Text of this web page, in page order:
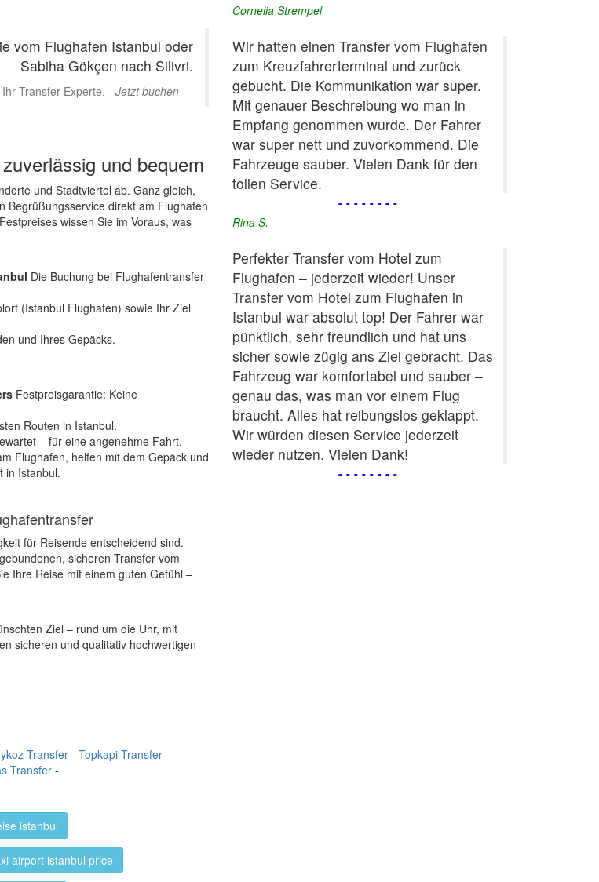
vom Flughafen Istanbul oder
Sabiha Gökçen nach Silivri.
Ihr Transfer-Experte. - Jetzt buchen
und bequem
und Stadtviertel ab. Ganz gleich,
Begrüßungsservice direkt am Flughafen
wissen Sie im Voraus, was
Die Buchung bei Flughafentransfer
(Istanbul Flughafen) sowie Ihr Ziel
und Ihres Gepäcks.
Festpreisgarantie: Keine
Routen in Istanbul.
– für eine angenehme Fahrt.
Flughafen, helfen mit dem Gepäck und
in Istanbul.
für Reisende entscheidend sind.
sicheren Transfer vom
Ihre Reise mit einem guten Gefühl –
Ziel – rund um die Uhr, mit
sicheren und qualitativ hochwertigen
Transfer - Topkapi Transfer -
Transfer -
istanbul
airport istanbul price
Cornelia Strempel
Wir hatten einen Transfer vom Flughafen
zum Kreuzfahrerterminal und zurück
gebucht. Die Kommunikation war super.
Mit genauer Beschreibung wo man in
Empfang genommen wurde. Der Fahrer
war super nett und zuvorkommend. Die
Fahrzeuge sauber. Vielen Dank für den
tollen Service.
--------
Rina S.
Perfekter Transfer vom Hotel zum
Flughafen – jederzeit wieder! Unser
Transfer vom Hotel zum Flughafen in
Istanbul war absolut top! Der Fahrer war
pünktlich, sehr freundlich und hat uns
sicher sowie zügig ans Ziel gebracht. Das
Fahrzeug war komfortabel und sauber –
genau das, was man vor einem Flug
braucht. Alles hat reibungslos geklappt.
Wir würden diesen Service jederzeit
wieder nutzen. Vielen Dank!
--------